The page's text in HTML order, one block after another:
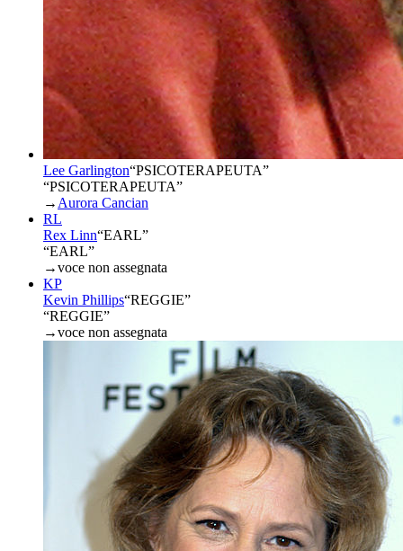
Lee Garlington“PSICOTERAPEUTA”
“PSICOTERAPEUTA”
→ Aurora Cancian
RL
Rex Linn“EARL”
“EARL”
→voce non assegnata
KP
Kevin Phillips“REGGIE”
“REGGIE”
→voce non assegnata